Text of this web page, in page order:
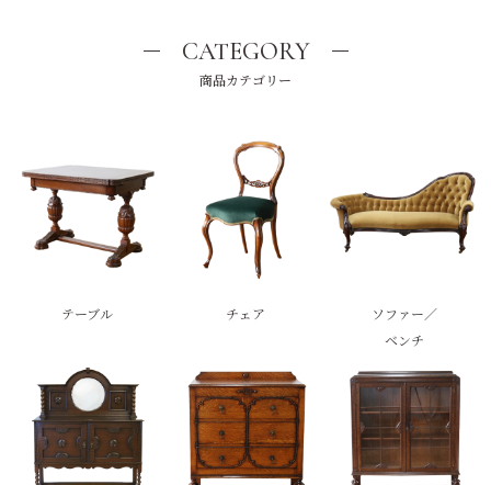
CATEGORY
商品カテゴリー
テーブル チェア
ソファー／
ベンチ